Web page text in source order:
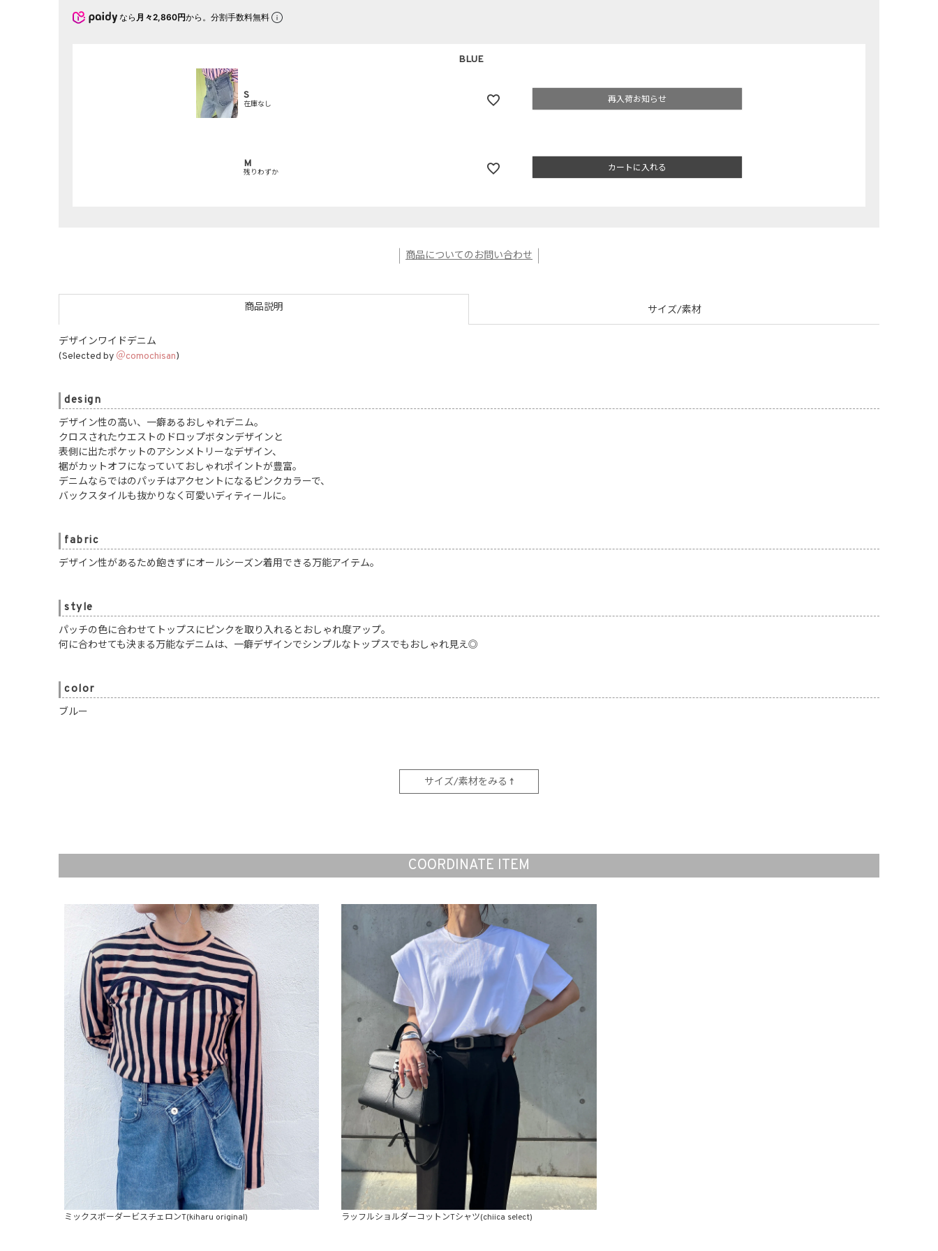
なら 月々2,860円から。分割手数料無料
BLUE
S
在庫なし 再入荷お知らせ
M
残りわずか カートに入れる
商品についてのお問い合わせ
商品説明 サイズ/素材
デザインワイドデニム
(Selected by ＠comochisan)
design
デザイン性の高い、一癖あるおしゃれデニム。
クロスされたウエストのドロップボタンデザインと
表側に出たポケットのアシンメトリーなデザイン、
裾がカットオフになっていておしゃれポイントが豊富。
デニムならではのパッチはアクセントになるピンクカラーで、
バックスタイルも抜かりなく可愛いディティールに。
fabric
デザイン性があるため飽きずにオールシーズン着用できる万能アイテム。
style
パッチの色に合わせてトップスにピンクを取り入れるとおしゃれ度アップ。
何に合わせても決まる万能なデニムは、一癖デザインでシンプルなトップスでもおしゃれ見え◎
color
ブルー
サイズ/素材をみる ↑
COORDINATE ITEM
ミックスボーダービスチェロンT(kiharu original) ラッフルショルダーコットンTシャツ(chiica select)